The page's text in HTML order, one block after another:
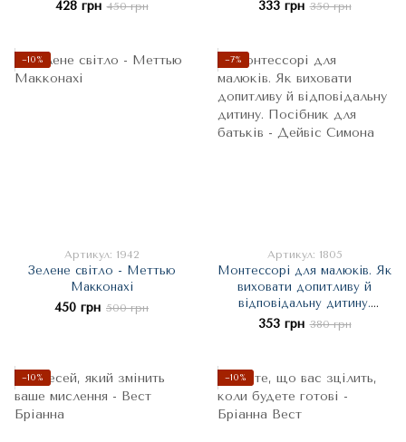
428 грн 450 грн 333 грн 350 грн
−10%
Артикул: 1942
Зелене світло - Меттью
Макконахі
450 грн 500 грн
−7%
Артикул: 1805
Монтессорі для малюків. Як
виховати допитливу й
відповідальну дитину.
Посібник для батьків -
Дейвіс Симона
353 грн 380 грн
−10% −10%